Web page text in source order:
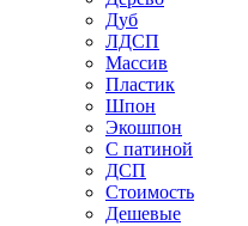
Дуб
ЛДСП
Массив
Пластик
Шпон
Экошпон
С патиной
ДСП
Стоимость
Дешевые